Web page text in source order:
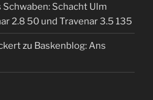
Schwaben: Schacht Ulm
2.8 50 und Travenar 3.5 135
zu Baskenblog: Ans